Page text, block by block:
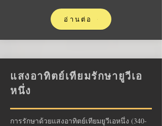
อ่านต่อ
แสงอาทิตย์เทียมรักษายูวีเอ
หนึ่ง
การรักษาด้วยแสงอาทิตย์เทียมยูวีเอหนึ่ง (340-